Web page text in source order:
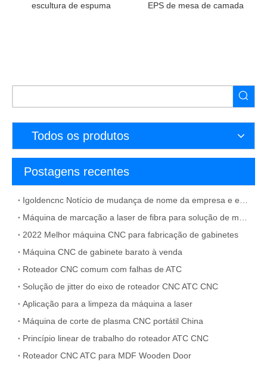
escultura de espuma
EPS de mesa de camada
Todos os produtos
Postagens recentes
2022 Melhor máquina CNC para fabricação de gabinetes
Máquina CNC de gabinete barato à venda
Roteador CNC comum com falhas de ATC
Solução de jitter do eixo de roteador CNC ATC CNC
Aplicação para a limpeza da máquina a laser
Máquina de corte de plasma CNC portátil China
Princípio linear de trabalho do roteador ATC CNC
Roteador CNC ATC para MDF Wooden Door